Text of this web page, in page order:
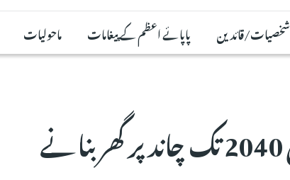
شخصیات/قائدین پاپائے اعظم کے پیغامات ماحولیات
امریکی خلائی تحقیقاتی ادارے کی 2040 تک چاند پر گھر بنانے